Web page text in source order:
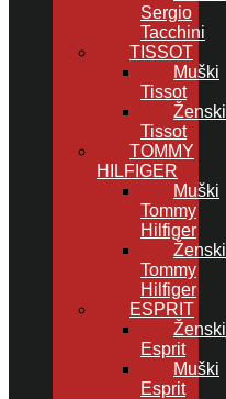
Sergio
Tacchini
TISSOT
Muški
Tissot
Ženski
Tissot
TOMMY
HILFIGER
Muški
Tommy
Hilfiger
Ženski
Tommy
Hilfiger
ESPRIT
Ženski
Esprit
Muški
Esprit